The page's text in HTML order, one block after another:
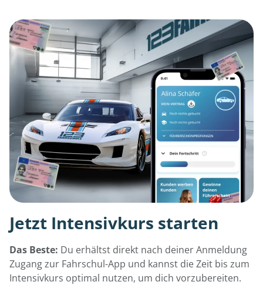
Jetzt Intensivkurs starten
Das Beste: Du erhältst direkt nach deiner Anmeldung
Zugang zur Fahrschul-App und kannst die Zeit bis zum
Intensivkurs optimal nutzen, um dich vorzubereiten.